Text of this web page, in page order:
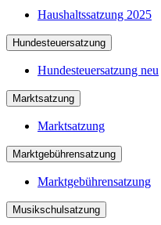
Haushaltssatzung 2025
Hundesteuersatzung
Hundesteuersatzung neu
Marktsatzung
Marktsatzung
Marktgebührensatzung
Marktgebührensatzung
Musikschulsatzung